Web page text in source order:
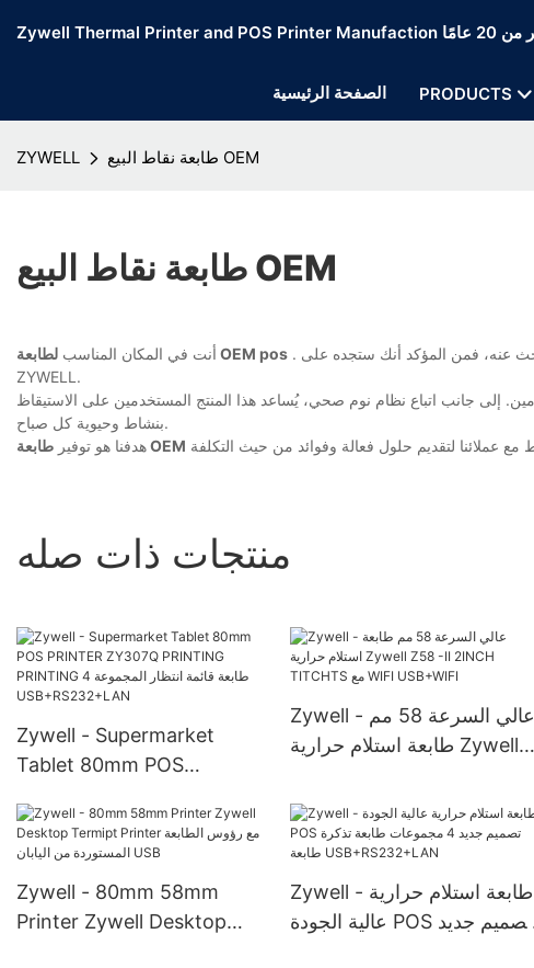
الصفحة الرئيسية PRODUCTS
ZYWELL طابعة نقاط البيع OEM
طابعة نقاط البيع OEM
أنت في المكان المناسب لطابعة OEM pos . الآن أنت تعرف بالفعل أنه مهما كان ما تبحث عنه، فمن المؤكد أنك ستجده على ZYWELL. نحن نضمن أنه موجود هنا على
ZYWELL.
إلى جانب اتباع نظام نوم صحي، يُساعد هذا المنتج المستخدمين على الاستيقاظ
بنشاط وحيوية كل صباح.
هدفنا هو توفيرطابعة OEM
منتجات ذات صله
Zywell - Supermarket
Tablet 80mm POS
PRINTING PRINTING 4
طابعة قائمة انتظار المجموعة
USB+RS232+LAN
Zywell - عالي السرعة 58 مم
طابعة استلام حرارية Zywell
WIFI USB+WIFI
Zywell - 80mm 58mm
Printer Zywell Desktop
Zywell - طابعة استلام حرارية
عالية الجودة POS تصميم جديد